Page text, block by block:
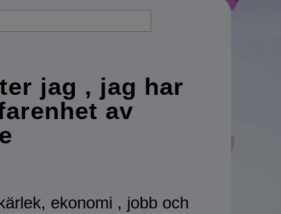
jag , jag har
av
ekonomi , jobb och